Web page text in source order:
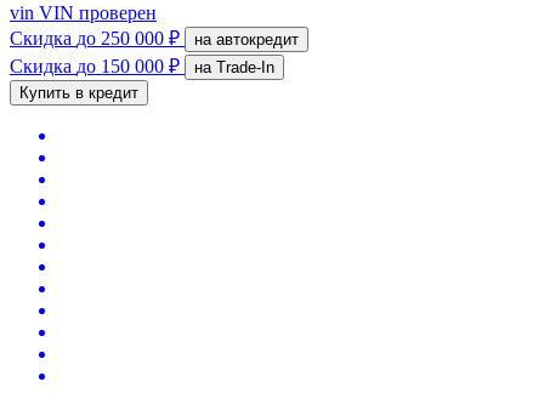
vin VIN проверен
Скидка до 250 000 ₽ на автокредит
Скидка до 150 000 ₽
на Trade-In
Купить в кредит